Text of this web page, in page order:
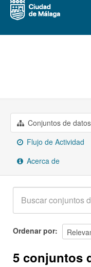
Grupos
Acerca de
Conjuntos de datos
Flujo de Actividad
Acerca de
Ordenar por
5 conjuntos